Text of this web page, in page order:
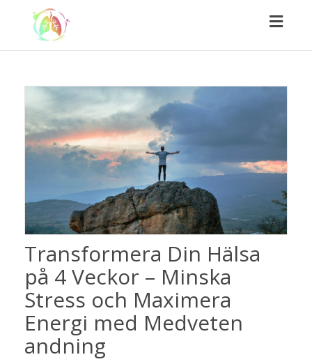
Transformera Din Hälsa
på 4 Veckor – Minska
Stress och Maximera
Energi med Medveten
andning